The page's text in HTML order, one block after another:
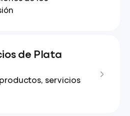
de Plata
servicios